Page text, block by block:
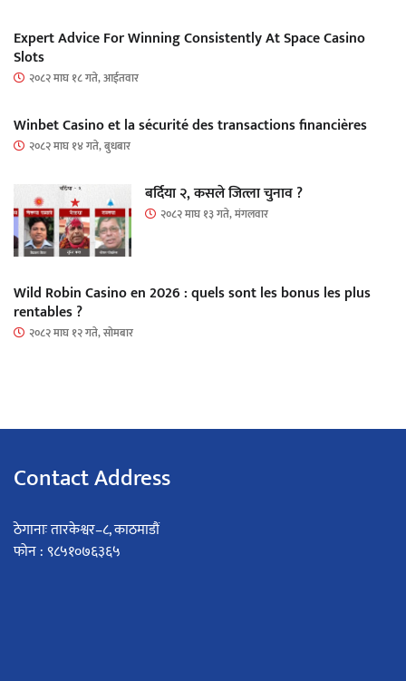
Expert Advice For Winning Consistently At Space Casino
Slots
२०८२ माघ १८ गते, आईतवार
Winbet Casino et la sécurité des transactions financières
२०८२ माघ १४ गते, बुधबार
बर्दिया २, कसले जित्ला चुनाव ?
२०८२ माघ १३ गते, मंगलवार
Wild Robin Casino en 2026 : quels sont les bonus les plus
rentables ?
२०८२ माघ १२ गते, सोमबार
Contact Address
ठेगानाः तारकेश्वर–८, काठमाडौं
फोन : ९८५१०७६३६५